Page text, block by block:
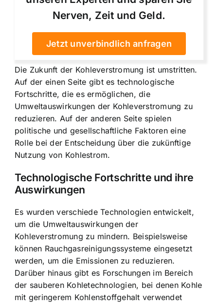
Nerven, Zeit und Geld.
Jetzt unverbindlich anfragen
Die Zukunft der Kohleverstromung ist umstritten.
Auf der einen Seite gibt es technologische
Fortschritte, die es ermöglichen, die
Umweltauswirkungen der Kohleverstromung zu
reduzieren. Auf der anderen Seite spielen
politische und gesellschaftliche Faktoren eine
Rolle bei der Entscheidung über die zukünftige
Nutzung von Kohlestrom.
Technologische Fortschritte und ihre
Auswirkungen
Es wurden verschiede Technologien entwickelt,
um die Umweltauswirkungen der
Kohleverstromung zu mindern. Beispielsweise
können Rauchgasreinigungssysteme eingesetzt
werden, um die Emissionen zu reduzieren.
Darüber hinaus gibt es Forschungen im Bereich
der sauberen Kohletechnologien, bei denen Kohle
mit geringerem Kohlenstoffgehalt verwendet